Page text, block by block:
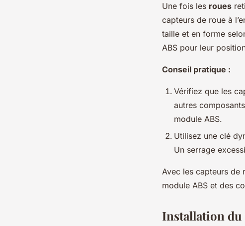
Une fois les roues
capteurs de roue à
taille et en forme
ABS pour leur
Conseil pratique :
Vérifiez que les
autres
module ABS.
Utilisez une clé
Un serrage
Avec les capteurs de
module ABS et des
Installation du